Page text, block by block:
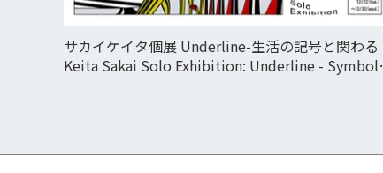
サカイケイタ個展 Underline-生活の記号と関わる
Keita Sakai Solo Exhibition: Underline - Symbols